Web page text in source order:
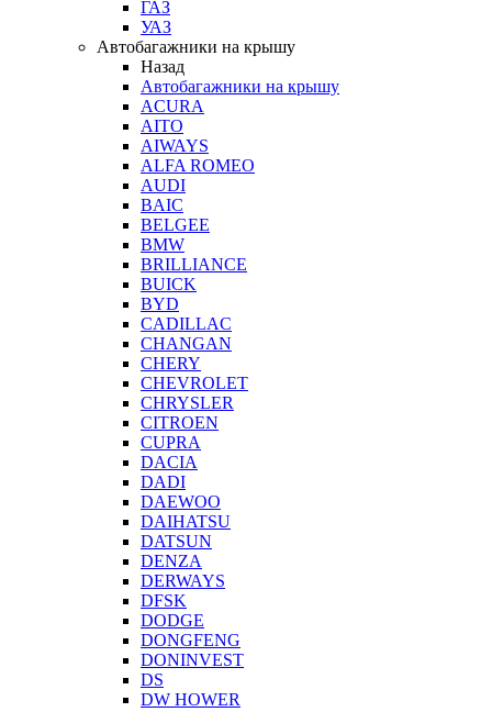
ГАЗ
УАЗ
Автобагажники на крышу
Назад
Автобагажники на крышу
ACURA
AITO
AIWAYS
ALFA ROMEO
AUDI
BAIC
BELGEE
BMW
BRILLIANCE
BUICK
BYD
CADILLAC
CHANGAN
CHERY
CHEVROLET
CHRYSLER
CITROEN
CUPRA
DACIA
DADI
DAEWOO
DAIHATSU
DATSUN
DENZA
DERWAYS
DFSK
DODGE
DONGFENG
DONINVEST
DS
DW HOWER